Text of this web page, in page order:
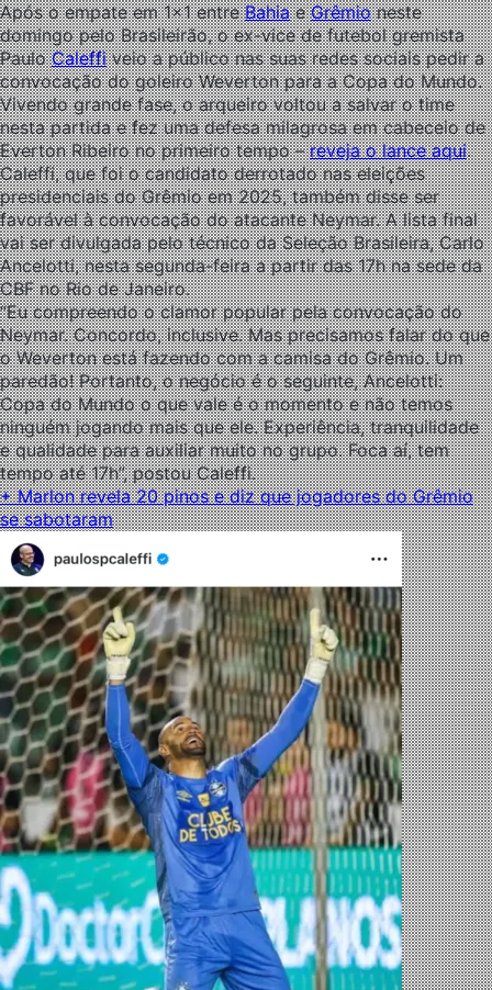
Após o empate em 1×1 entreBahiaeGrêmioneste
domingo pelo Brasileirão, o ex-vice de futebol gremista
PauloCaleffiveio a público nas suas redes sociais pedir a
convocação do goleiro Weverton para a Copa do Mundo.
Vivendo grande fase, o arqueiro voltou a salvar o time
nesta partida e fez uma defesa milagrosa em cabeceio de
Everton Ribeiro no primeiro tempo –reveja o lance aqui.
Caleffi, que foi o candidato derrotado nas eleições
presidenciais do Grêmio em 2025, também disse ser
favorável à convocação do atacante Neymar. A lista final
vai ser divulgada pelo técnico da Seleção Brasileira, Carlo
Ancelotti, nesta segunda-feira a partir das 17h na sede da
CBF no Rio de Janeiro.
“Eu compreendo o clamor popular pela convocação do
Neymar. Concordo, inclusive. Mas precisamos falar do que
o Weverton está fazendo com a camisa do Grêmio. Um
paredão! Portanto, o negócio é o seguinte, Ancelotti:
Copa do Mundo o que vale é o momento e não temos
ninguém jogando mais que ele. Experiência, tranquilidade
e qualidade para auxiliar muito no grupo. Foca aí, tem
tempo até 17h”, postou Caleffi.
+ Marlon revela 20 pinos e diz que jogadores do Grêmio
se sabotaram